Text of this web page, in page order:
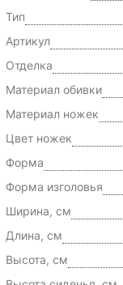
Тип
Артикул
Отделка
Материал обивки
Материал ножек
Цвет ножек
Форма
Форма изголовья
Ширина, см
Длина, см
Высота, см